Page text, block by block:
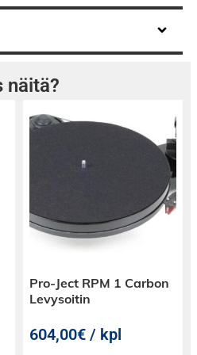
– ilme on klassinen,
paristoilla
paristoakkuja, jotka
valmiustilassa, kun
näitä?
Pro-Ject RPM 1 Carbon
Levysoitin
604,00€ / kpl